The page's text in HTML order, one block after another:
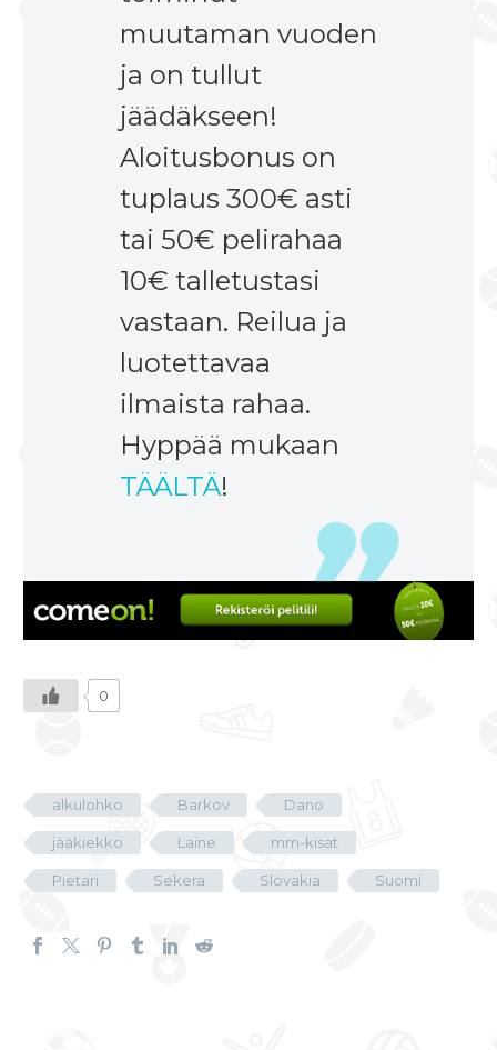
muutaman vuoden
ja on tullut
jäädäkseen!
Aloitusbonus on
tuplaus 300€ asti
tai 50€ pelirahaa
10€ talletustasi
vastaan. Reilua ja
luotettavaa
ilmaista rahaa.
Hyppää mukaan
TÄÄLTÄ!
0
alkulohko Barkov Dano
jääkiekko Laine mm-kisat
Pietari Sekera Slovakia Suomi